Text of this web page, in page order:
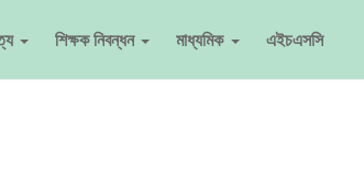
শিক্ষক নিবন্ধন মাধ্যমিক এইচএসসি